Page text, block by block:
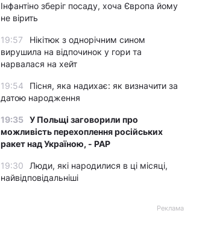
Інфантіно зберіг посаду, хоча Європа йому
не вірить
19:57
Нікітюк з однорічним сином
вирушила на відпочинок у гори та
нарвалася на хейт
19:54
Пісня, яка надихає: як визначити за
датою народження
19:35 У Польщі заговорили про
можливість перехоплення російських
ракет над Україною, - PAP
19:30
Люди, які народилися в ці місяці,
найвідповідальніші
Реклама